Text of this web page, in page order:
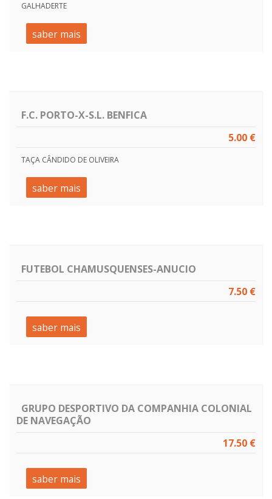
GALHADERTE
saber mais
F.C. PORTO-X-S.L. BENFICA
5.00 €
TAÇA CÂNDIDO DE OLIVEIRA
saber mais
FUTEBOL CHAMUSQUENSES-ANUCIO
7.50 €
saber mais
GRUPO DESPORTIVO DA COMPANHIA COLONIAL
DE NAVEGAÇÃO
17.50 €
saber mais